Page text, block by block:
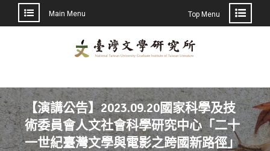
Main Menu Top Menu
【演講公告】2023.09.20國家科學及技
術委員會人文社會科學研究中心「二十
一世紀臺灣文學與電影之跨國新路徑」